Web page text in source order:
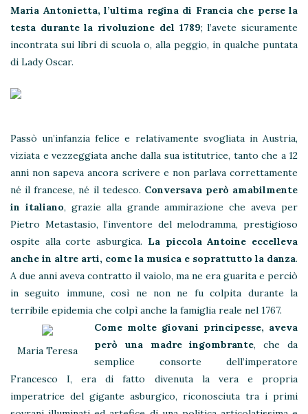
Maria Antonietta, l’ultima regina di Francia che perse la
testa durante la rivoluzione del 1789; l’avete sicuramente
incontrata sui libri di scuola o, alla peggio, in qualche puntata
di Lady Oscar.
Passò un’infanzia felice e relativamente svogliata in Austria,
viziata e vezzeggiata anche dalla sua istitutrice, tanto che a 12
anni non sapeva ancora scrivere e non parlava correttamente
né il francese, né il tedesco. Conversava però amabilmente
in italiano, grazie alla grande ammirazione che aveva per
Pietro Metastasio, l’inventore del melodramma, prestigioso
ospite alla corte asburgica. La piccola Antoine eccelleva
anche in altre arti, come la musica e soprattutto la danza.
A due anni aveva contratto il vaiolo, ma ne era guarita e perciò
in seguito immune, così ne non ne fu colpita durante la
terribile epidemia che colpì anche la famiglia reale nel 1767.
Maria Teresa
Come molte giovani principesse, aveva
però una madre ingombrante, che da
semplice consorte dell’imperatore
Francesco I, era di fatto divenuta la vera e propria
imperatrice del gigante asburgico, riconosciuta tra i primi